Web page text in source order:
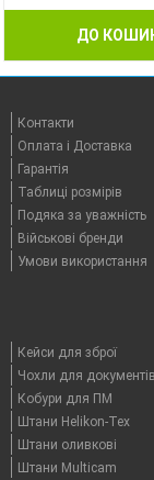
ДО
Контакти
Оплата i Доставка
Гарантія
Таблицi розмірів
Подяка за уважність
Військові бренди
Умови використання
Кейси для зброї
Чохли для документів
Кобури для ПМ
Штани Helikon-Tex
Штани оливкові
Штани Multicam